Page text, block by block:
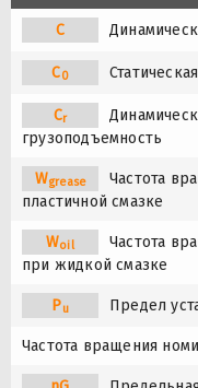
C
C0
Cr
грузоподъемность
Wgrease
Частота
пластичной смазке
Woil
Частота
при жидкой смазке
Pu Предел
Частота вращения